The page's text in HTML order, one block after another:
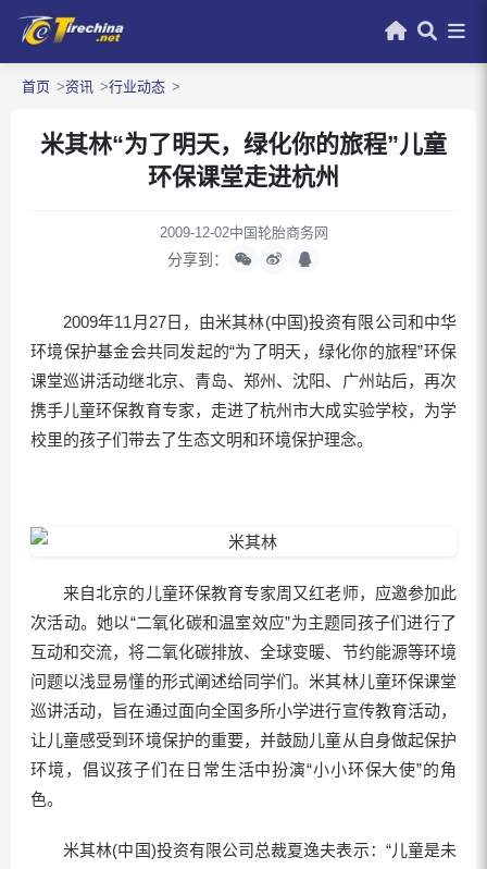
首页 资讯 行业动态
米其林“为了明天，绿化你的旅程”儿童
环保课堂走进杭州
2009-12-02中国轮胎商务网
分享到：
2009年11月27日，由米其林(中国)投资有限公司和中华
环境保护基金会共同发起的“为了明天，绿化你的旅程”环保
课堂巡讲活动继北京、青岛、郑州、沈阳、广州站后，再次
携手儿童环保教育专家，走进了杭州市大成实验学校，为学
校里的孩子们带去了生态文明和环境保护理念。
来自北京的儿童环保教育专家周又红老师，应邀参加此
次活动。她以“二氧化碳和温室效应”为主题同孩子们进行了
互动和交流，将二氧化碳排放、全球变暖、节约能源等环境
问题以浅显易懂的形式阐述给同学们。米其林儿童环保课堂
巡讲活动，旨在通过面向全国多所小学进行宣传教育活动，
让儿童感受到环境保护的重要，并鼓励儿童从自身做起保护
环境，倡议孩子们在日常生活中扮演“小小环保大使”的角
色。
米其林(中国)投资有限公司总裁夏逸夫表示：“儿童是未